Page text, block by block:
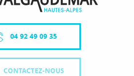
04 92 49 09 35
CONTACTEZ-NOUS